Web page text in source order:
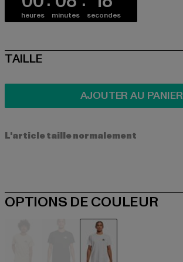
heures minutes secondes
SIZE
TAILLE
AJOUTER AU PANIER
L'article taille normalement
OPTIONS DE COULEUR